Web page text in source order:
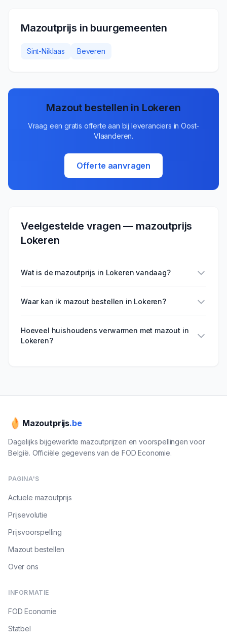
Mazoutprijs in buurgemeenten
Sint-Niklaas Beveren
Mazout bestellen in Lokeren
Vraag een gratis offerte aan bij leveranciers inOost-
Vlaanderen.
Offerte aanvragen
Veelgestelde vragen — mazoutprijs
Lokeren
Wat is de mazoutprijs in Lokeren vandaag?
Waar kan ik mazout bestellen in Lokeren?
Hoeveel huishoudens verwarmen met mazout in
Lokeren?
Mazoutprijs.be
Dagelijks bijgewerkte mazoutprijzen en voorspellingen voor
België. Officiële gegevens van de FOD Economie.
PAGINA'S
Actuele mazoutprijs
Prijsevolutie
Prijsvoorspelling
Mazout bestellen
Over ons
INFORMATIE
FOD Economie
Statbel